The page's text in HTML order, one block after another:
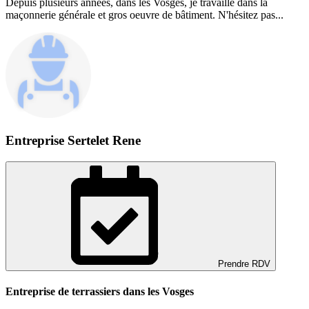
Depuis plusieurs années, dans les Vosges, je travaille dans la
maçonnerie générale et gros oeuvre de bâtiment. N'hésitez pas...
Entreprise Sertelet Rene
Prendre RDV
Entreprise de terrassiers dans les Vosges